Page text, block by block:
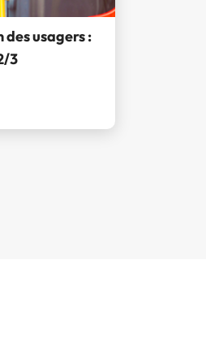
usagers :
3